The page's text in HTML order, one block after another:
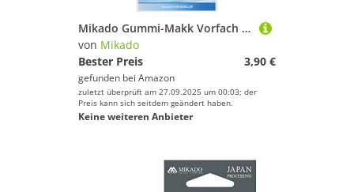
Mikado Gummi-Makk Vorfach in DREI Größen mit Hakengröße 2/0, 4/0 und 6/0, Rot-Weiß und Blau-Weiß, mit Vier Haken (2/0) BZW. DREI (4/0 + 6/0) (2/0 - Blau-Weiß)
von Mikado
Bester Preis
3,90 €
gefunden bei Amazon
zuletzt überprüft am 27.09.2025 um 00:03; der
Preis kann sich seitdem geändert haben.
Keine weiteren Anbieter